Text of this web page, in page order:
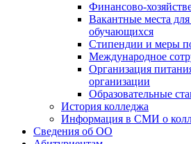
Финансово-
Вакантные места
обучающихся
Стипендии и меры
Международное
Организация
организации
Образовательные
История колледжа
Информация в СМИ о
Сведения об ОО